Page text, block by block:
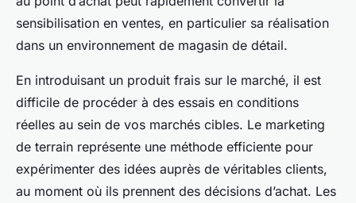
sensibilisation en ventes, en particulier sa réalisation
dans un environnement de magasin de détail.
En introduisant un produit frais sur le marché, il est
difficile de procéder à des essais en conditions
réelles au sein de vos marchés cibles. Le marketing
de terrain représente une méthode efficiente pour
expérimenter des idées auprès de véritables clients,
au moment où ils prennent des décisions d’achat. Les